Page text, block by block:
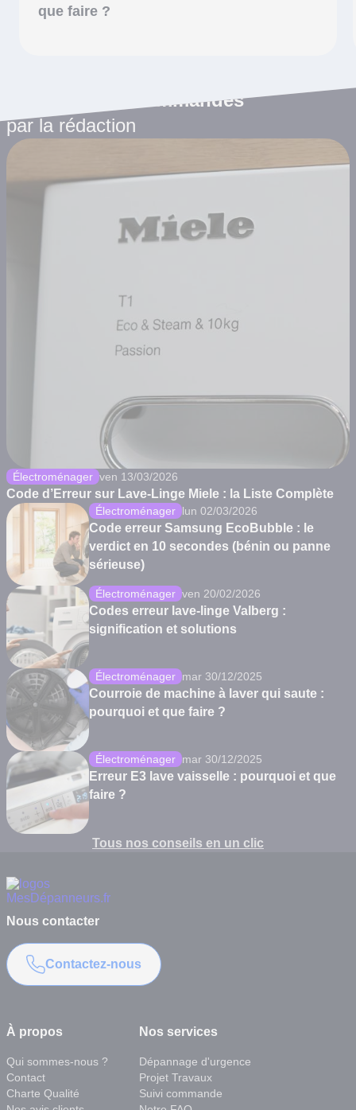
que faire ?
Les articles recommandés
par la rédaction
Électroménager ven 13/03/2026
Code d’Erreur sur Lave-Linge Miele : la Liste Complète
Électroménager lun 02/03/2026
Code erreur Samsung EcoBubble : le
verdict en 10 secondes (bénin ou panne
sérieuse)
Électroménager ven 20/02/2026
Codes erreur lave-linge Valberg :
signification et solutions
Électroménager mar 30/12/2025
Courroie de machine à laver qui saute :
pourquoi et que faire ?
Électroménager mar 30/12/2025
Erreur E3 lave vaisselle : pourquoi et que
faire ?
Tous nos conseils en un clic
À propos
Qui sommes-nous ?
Contact
Charte Qualité
Nos services
Dépannage d'urgence
Projet Travaux
Suivi commande
Nous contacter
Contactez-nous